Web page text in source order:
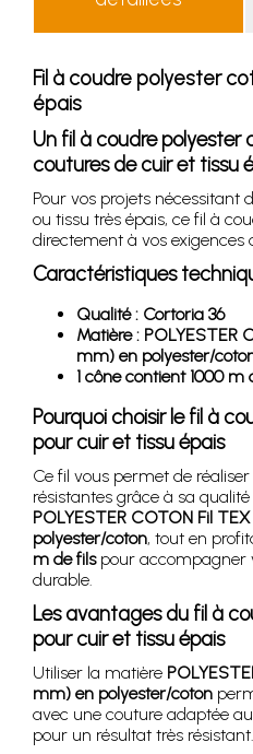
Fil à coudre polyester
épais
Un fil à coudre polyester
coutures de cuir et tissu
Pour vos projets nécessitant
ou tissu très épais, ce fil à
directement à vos exigences
Caractéristiques
Qualité : Cortoria 36
Matière : POLYESTER
mm) en polyester/
1 cône contient 1000 m
Pourquoi choisir le fil à
pour cuir et tissu épais
Ce fil vous permet de
résistantes grâce à sa qualité
POLYESTER COTON Fil
polyester/coton, tout en
m de filspour accompagner
durable.
Les avantages du fil à
pour cuir et tissu épais
Utiliser la matière
mm) en polyester/coton
avec une couture adaptée
pour un résultat très résistant.